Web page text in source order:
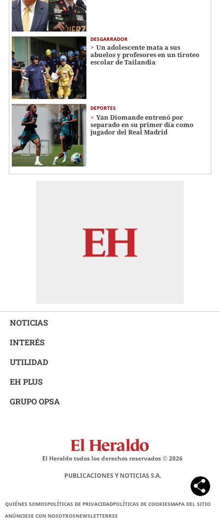
DESGARRADOR
Un adolescente mata a sus
abuelos y profesores en un tiroteo
escolar de Tailandia
DEPORTES
Yan Diomande entrenó por
separado en su primer día como
jugador del Real Madrid
NOTICIAS
INTERÉS
UTILIDAD
EH PLUS
GRUPO OPSA
El Heraldo todos los derechos reservados ©2026
PUBLICACIONES Y NOTICIAS S.A.
QUIÉNES SOMOSPOLÍTICAS DE PRIVACIDADPOLÍTICAS DE COOKIESMAPA DEL SITIO
ANÚNCIESE CON NOSOTROSNEWSLETTERRSS